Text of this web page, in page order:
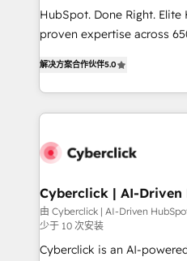
HubSpot CRM drives
RevOps services align
optimize the revenue
retention—by refining
maximize profitability and
HubSpot. Done Right.
proven expertise across
experience, we help you
to its fullest capacity,
website, or build your new
解决方案合作伙伴5.0
Cyberclick | AI-Driven
Partner
由 Cyberclick | AI-Driven
少于 10 次安装
Cyberclick is an AI-